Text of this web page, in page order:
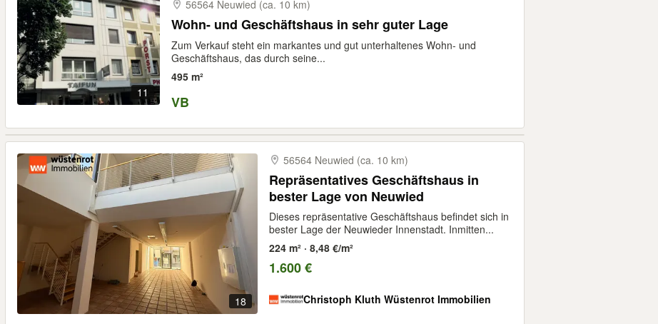
11
56564 Neuwied (ca. 10 km)
Wohn- und Geschäftshaus in sehr guter Lage
Zum Verkauf steht ein markantes und gut unterhaltenes Wohn- und
Geschäftshaus, das durch seine...
495 m²
VB
18
56564 Neuwied (ca. 10 km)
Repräsentatives Geschäftshaus in
bester Lage von Neuwied
Dieses repräsentative Geschäftshaus befindet sich in
bester Lage der Neuwieder Innenstadt. Inmitten...
224 m² · 8,48 €/m²
1.600 €
Christoph Kluth Wüstenrot Immobilien